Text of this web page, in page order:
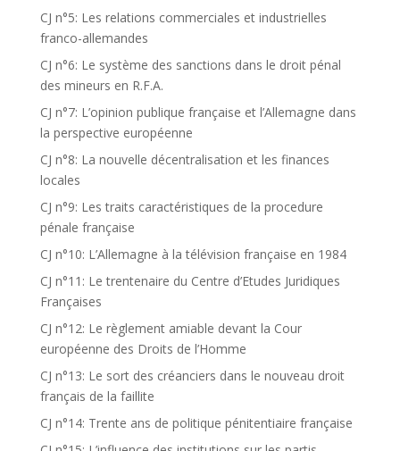
CJ n°5: Les relations commerciales et industrielles
franco-allemandes
CJ n°6: Le système des sanctions dans le droit pénal
des mineurs en R.F.A.
CJ n°7: L’opinion publique française et l’Allemagne dans
la perspective européenne
CJ n°8: La nouvelle décentralisation et les finances
locales
CJ n°9: Les traits caractéristiques de la procedure
pénale française
CJ n°10: L’Allemagne à la télévision française en 1984
CJ n°11: Le trentenaire du Centre d’Etudes Juridiques
Françaises
CJ n°12: Le règlement amiable devant la Cour
européenne des Droits de l’Homme
CJ n°13: Le sort des créanciers dans le nouveau droit
français de la faillite
CJ n°14: Trente ans de politique pénitentiaire française